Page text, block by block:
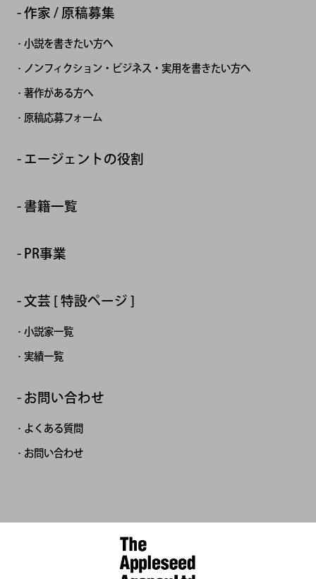
作家 / 原稿募集
小説を書きたい方へ
ノンフィクション・ビジネス・実用を書きたい方へ
著作がある方へ
原稿応募フォーム
エージェントの役割
書籍一覧
PR事業
文芸 [ 特設ページ ]
小説家一覧
実績一覧
お問い合わせ
よくある質問
お問い合わせ